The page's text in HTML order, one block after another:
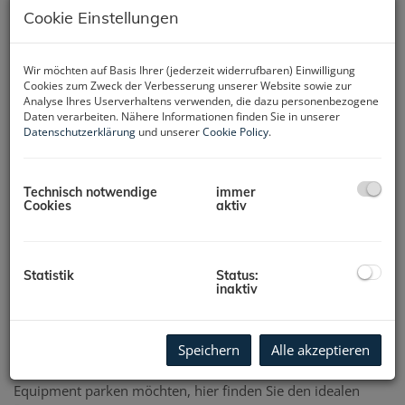
Die perfekte Lösung für all Ihre Parkbedürfnisse!
Diese großzügige Doppelgarage erstreckt sich über eine
Platz für zwei Fahrzeuge, sondern auch die Sicherheit und
den Schutz, den Sie sich für Ihr wertvolles Eigentum
wünschen. Ob Sie ein Auto, ein Motorrad oder zusätzliches
Equipment parken möchten, hier finden Sie den idealen
Cookie Einstellungen
Wir möchten auf Basis Ihrer (jederzeit widerrufbaren) Einwilligung
Cookies zum Zweck der Verbesserung unserer Website sowie zur
Analyse Ihres Userverhaltens verwenden, die dazu personenbezogene
Daten verarbeiten. Nähere Informationen finden Sie in unserer
Datenschutzerklärung und unsererCookie Policy.
Technisch notwendige
Cookies
immer
aktiv
Statistik
Status:
inaktiv
Speichern Alle akzeptieren